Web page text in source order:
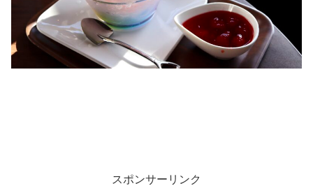
スポンサーリンク